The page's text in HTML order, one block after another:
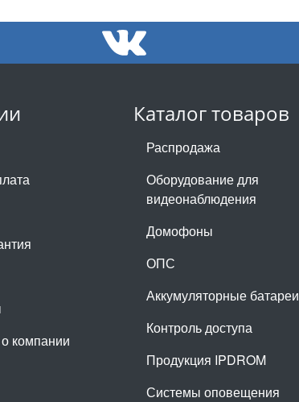
компании
Каталог товаров
Распродажа
Оборудование для
видеонаблюдения
Домофоны
ОПС
Аккумуляторные батареи
Контроль доступа
Продукция IPDROM
Системы оповещения